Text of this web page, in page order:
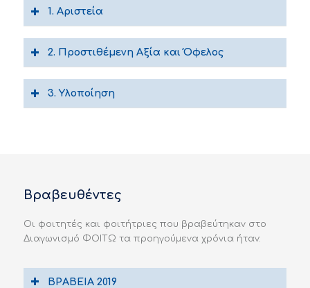
1. Αριστεία
2. Προστιθέμενη Αξία και Όφελος
3. Υλοποίηση
Βραβευθέντες
Οι φοιτητές και φοιτήτριες που βραβεύτηκαν στο
Διαγωνισμό ΦΟΙΤΩ τα προηγούμενα χρόνια ήταν:
ΒΡΑΒΕΙΑ 2019